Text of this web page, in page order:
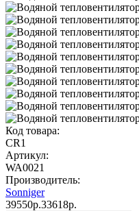
Код товара:
CR1
Артикул:
WA0021
Производитель:
Sonniger
39550р.33618р.